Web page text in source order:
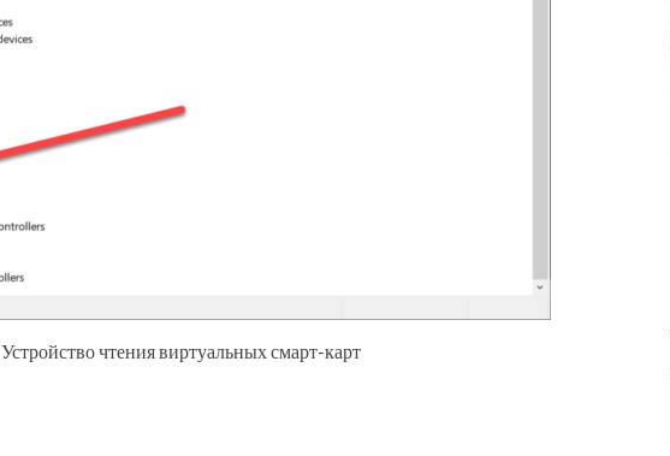
Устройство чтения виртуальных смарт-карт